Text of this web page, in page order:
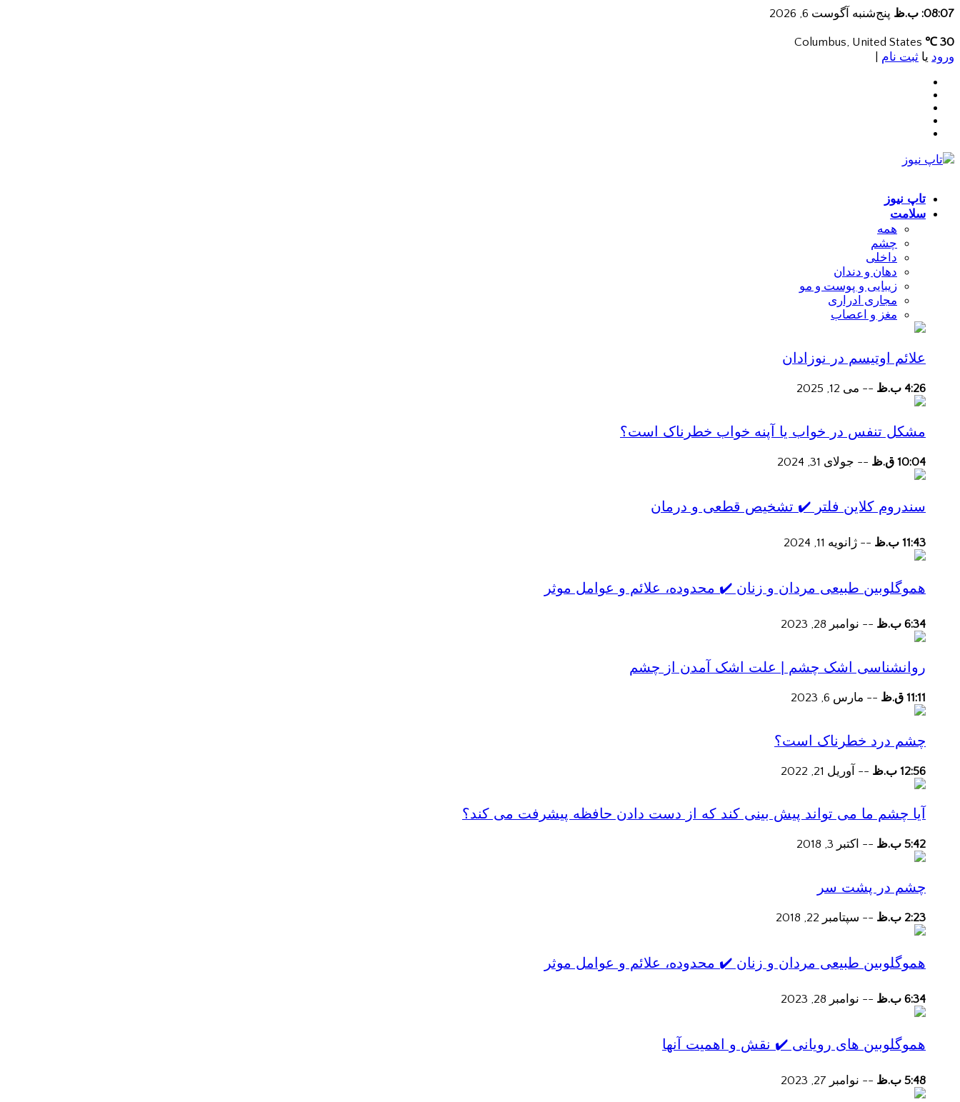
08:07: ب.ظ پنج‌شنبه آگوست 6, 2026
30 ℃
ورود یا ثبت نام
تاپ نیوز
سلامت
همه
چشم
داخلی
دهان و دندان
زیبایی و پوست و مو
مجاری ادراری
مغز و اعصاب
علائم اوتیسم در نوزادان
4:26 ب.ظ -- می 12, 2025
مشکل تنفس در خواب یا آپنه خواب خطرناک است؟
10:04 ق.ظ -- جولای 31, 2024
سندروم کلاین فلتر ✔️ تشخیص قطعی و درمان
11:43 ب.ظ -- ژانویه 11, 2024
هموگلوبین طبیعی مردان و زنان ✔️ محدوده، علائم و عوامل موثر
6:34 ب.ظ -- نوامبر 28, 2023
روانشناسی اشک چشم | علت اشک آمدن از چشم
11:11 ق.ظ -- مارس 6, 2023
چشم درد خطرناک است؟
12:56 ب.ظ -- آوریل 21, 2022
آیا چشم ما می تواند پیش بینی کند که از دست دادن حافظه پیشرفت می کند؟
5:42 ب.ظ -- اکتبر 3, 2018
چشم در پشت سر
2:23 ب.ظ -- سپتامبر 22, 2018
هموگلوبین طبیعی مردان و زنان ✔️ محدوده، علائم و عوامل موثر
6:34 ب.ظ -- نوامبر 28, 2023
هموگلوبین های رویانی ✔️ نقش و اهمیت آنها
5:48 ب.ظ -- نوامبر 27, 2023